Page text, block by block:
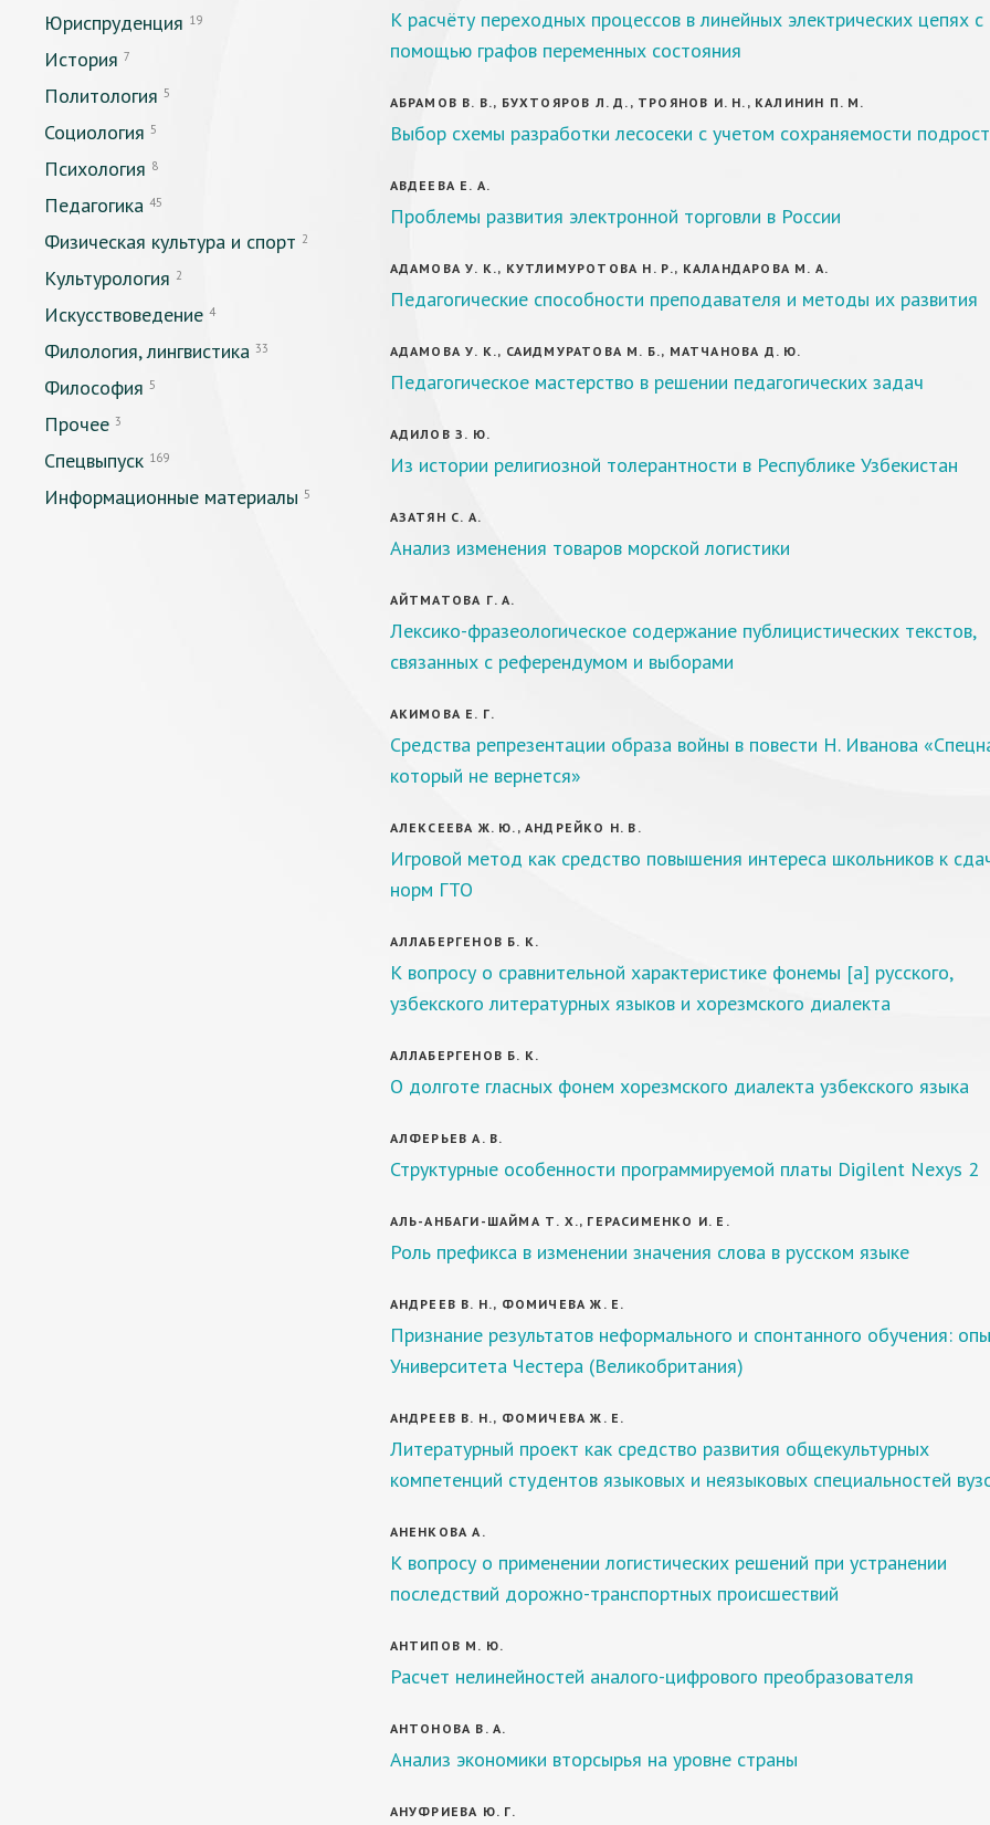
Юриспруденция 19
История 7
Политология 5
Социология 5
Психология 8
Педагогика 45
Физическая культура и спорт 2
Культурология 2
Искусствоведение 4
Филология, лингвистика 33
Философия 5
Прочее 3
Спецвыпуск 169
Информационные материалы 5
К расчёту переходных процессов в линейных электрических цепях с
помощью графов переменных состояния
АБРАМОВ В. В., БУХТОЯРОВ Л. Д., ТРОЯНОВ И. Н., КАЛИНИН П. М.
Выбор схемы разработки лесосеки с учетом сохраняемости
АВДЕЕВА Е. А.
Проблемы развития электронной торговли в России
АДАМОВА У. К., КУТЛИМУРОТОВА Н. Р., КАЛАНДАРОВА М. А.
Педагогические способности преподавателя и методы их развития
АДАМОВА У. К., САИДМУРАТОВА М. Б., МАТЧАНОВА Д. Ю.
Педагогическое мастерство в решении педагогических задач
АДИЛОВ З. Ю.
Из истории религиозной толерантности в Республике Узбекистан
АЗАТЯН С. А.
Анализ изменения товаров морской логистики
АЙТМАТОВА Г. А.
Лексико-фразеологическое содержание публицистических текстов,
связанных с референдумом и выборами
АКИМОВА Е. Г.
Средства репрезентации образа войны в повести Н. Иванова
который не вернется»
АЛЕКСЕЕВА Ж. Ю., АНДРЕЙКО Н. В.
Игровой метод как средство повышения интереса школьников к
норм ГТО
АЛЛАБЕРГЕНОВ Б. К.
К вопросу о сравнительной характеристике фонемы [а] русского,
узбекского литературных языков и хорезмского диалекта
АЛЛАБЕРГЕНОВ Б. К.
О долготе гласных фонем хорезмского диалекта узбекского языка
АЛФЕРЬЕВ А. В.
Структурные особенности программируемой платы Digilent Nexys 2
АЛЬ-АНБАГИ-ШАЙМА Т. Х., ГЕРАСИМЕНКО И. Е.
Роль префикса в изменении значения слова в русском языке
АНДРЕЕВ В. Н., ФОМИЧЕВА Ж. Е.
Признание результатов неформального и спонтанного обучения:
Университета Честера (Великобритания)
АНДРЕЕВ В. Н., ФОМИЧЕВА Ж. Е.
Литературный проект как средство развития общекультурных
компетенций студентов языковых и неязыковых специальностей
АНЕНКОВА А.
К вопросу о применении логистических решений при устранении
последствий дорожно-транспортных происшествий
АНТИПОВ М. Ю.
Расчет нелинейностей аналого-цифрового преобразователя
АНТОНОВА В. А.
Анализ экономики вторсырья на уровне страны
АНУФРИЕВА Ю. Г.